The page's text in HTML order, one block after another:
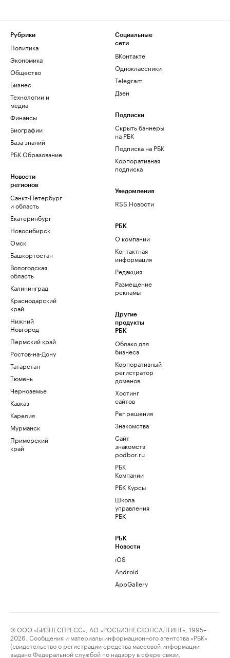
Рубрики
Политика
Экономика
Общество
Бизнес
Технологии и
медиа
Финансы
Биографии
База знаний
РБК Образование
Новости
регионов
Санкт-Петербург
и область
Екатеринбург
Новосибирск
Омск
Башкортостан
Вологодская
область
Калининград
Краснодарский
край
Нижний
Новгород
Пермский край
Ростов-на-Дону
Татарстан
Тюмень
Черноземье
Кавказ
Карелия
Мурманск
Приморский
край
Социальные
сети
ВКонтакте
Одноклассники
Telegram
Дзен
Подписки
Скрыть баннеры
на РБК
Подписка на РБК
Корпоративная
подписка
Уведомления
RSS Новости
РБК
О компании
Контактная
информация
Редакция
Размещение
рекламы
Другие
продукты
РБК
Облако для
бизнеса
Корпоративный
регистратор
доменов
Хостинг
сайтов
Рег.решения
Знакомства
Сайт
знакомств
podbor.ru
РБК
Компании
РБК Курсы
Школа
управления
РБК
РБК
Новости
iOS
Android
AppGallery
© ООО «БИЗНЕСПРЕСС», АО «РОСБИЗНЕСКОНСАЛТИНГ», 1995–
2026. Сообщения и материалы информационного агентства «РБК»
(свидетельство о регистрации средства массовой информации
выдано Федеральной службой по надзору в сфере связи,